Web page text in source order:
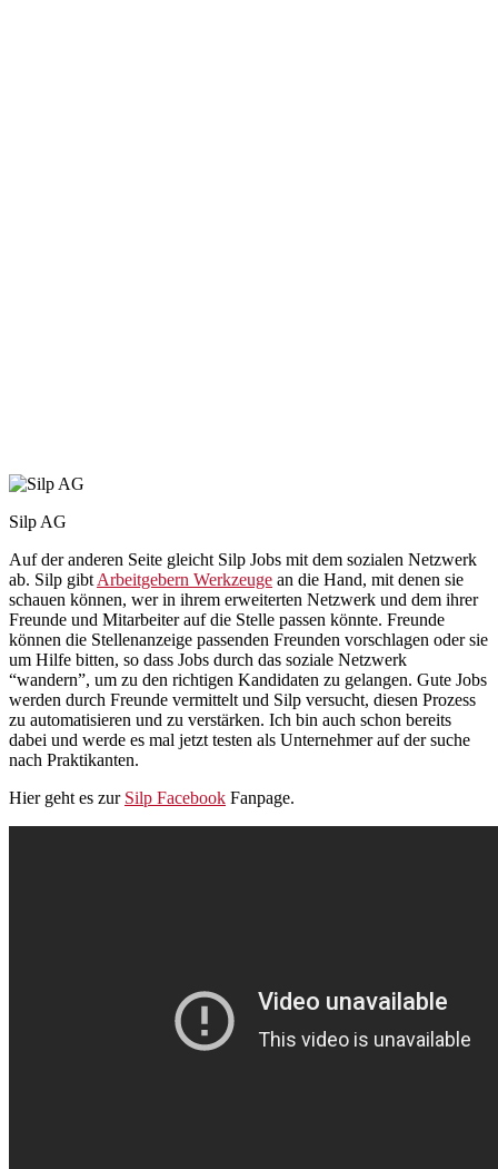
Silp AG
Auf der anderen Seite gleicht Silp Jobs mit dem sozialen Netzwerk
ab. Silp gibt Arbeitgebern Werkzeuge an die Hand, mit denen sie
schauen können, wer in ihrem erweiterten Netzwerk und dem ihrer
Freunde und Mitarbeiter auf die Stelle passen könnte. Freunde
können die Stellenanzeige passenden Freunden vorschlagen oder sie
um Hilfe bitten, so dass Jobs durch das soziale Netzwerk
“wandern”, um zu den richtigen Kandidaten zu gelangen. Gute Jobs
werden durch Freunde vermittelt und Silp versucht, diesen Prozess
zu automatisieren und zu verstärken. Ich bin auch schon bereits
dabei und werde es mal jetzt testen als Unternehmer auf der suche
nach Praktikanten.
Hier geht es zur Silp Facebook Fanpage.